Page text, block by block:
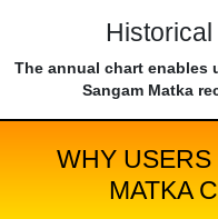
The annual chart enables
Sangam Matka
WHY
MATKA